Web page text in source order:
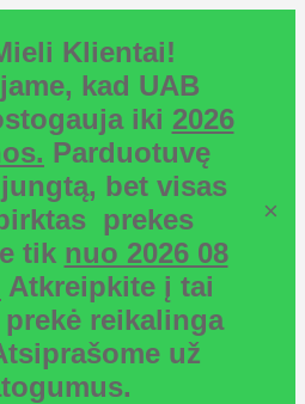
Klientai!
kad UAB
iki 2026
Parduotuvę
bet visas
prekes
tik nuo 2026 08
Atkreipkite į tai
reikalinga
už
×